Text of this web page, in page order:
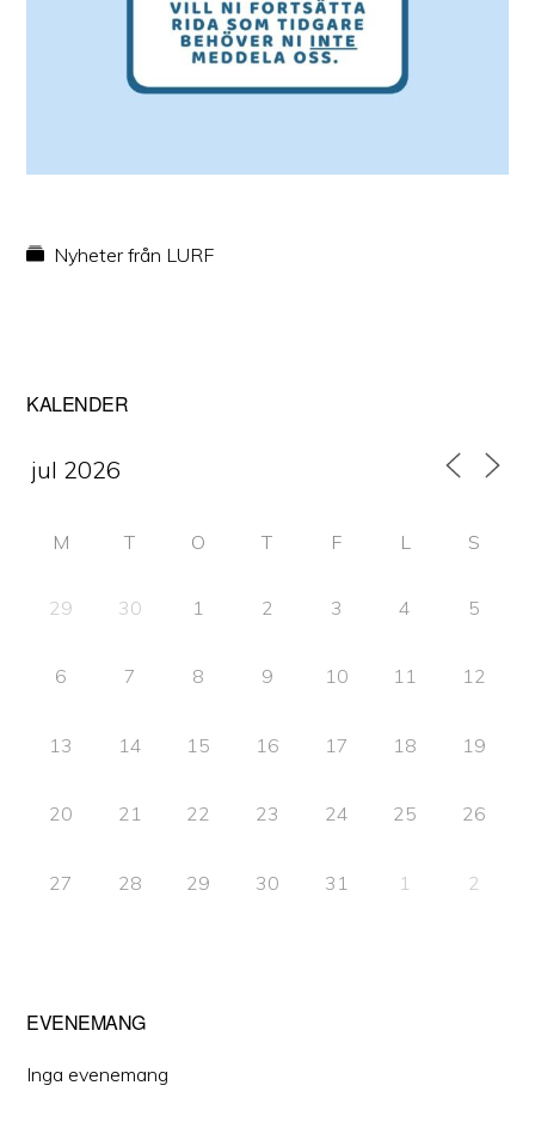
Nyheter från LURF
Primärt
sidofält
KALENDER
M T O T F L S
29 30 1 2 3 4 5
6 7 8 9 10 11 12
13 14 15 16 17 18 19
20 21 22 23 24 25 26
27 28 29 30 31 1 2
EVENEMANG
Inga evenemang